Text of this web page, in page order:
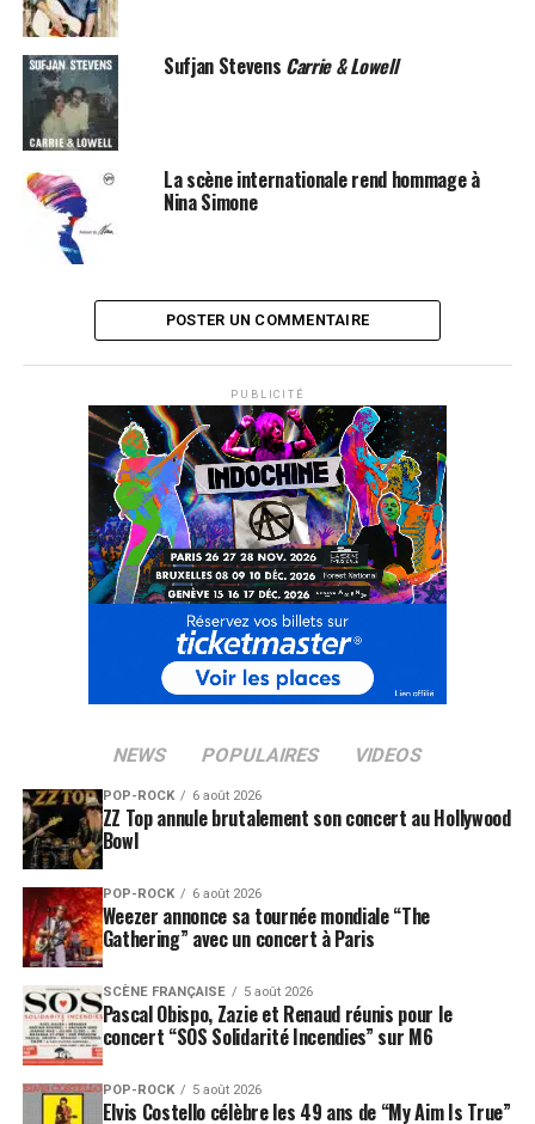
SUJETS ASSOCIÉS: FOLK HINDI ZAHRA
Sufjan Stevens Carrie & Lowell
La scène internationale rend hommage à
Nina Simone
POSTER UN COMMENTAIRE
PUBLICITÉ
NEWS POPULAIRES VIDEOS
POP-ROCK 6 août 2026
ZZ Top annule brutalement son concert au Hollywood
Bowl
POP-ROCK 6 août 2026
Weezer annonce sa tournée mondiale “The
Gathering” avec un concert à Paris
SCÈNE FRANÇAISE 5 août 2026
Pascal Obispo, Zazie et Renaud réunis pour le
concert “SOS Solidarité Incendies” sur M6
POP-ROCK 5 août 2026
Elvis Costello célèbre les 49 ans de “My Aim Is True”